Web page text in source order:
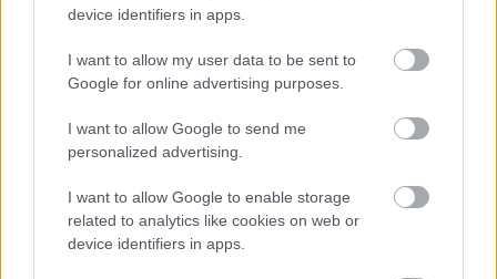
device identifiers in apps.
I want to allow my user data to be sent to
Google for online advertising purposes.
I want to allow Google to send me
personalized advertising.
I want to allow Google to enable storage
related to analytics like cookies on web or
device identifiers in apps.
Lakatos Júlia
Magyarország lakatos júlia választás 2022